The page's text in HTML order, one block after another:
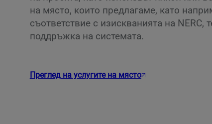
на място, които предлагаме, като
съответствие с изискванията на NERC,
поддръжка на системата.
Преглед на услугите на място